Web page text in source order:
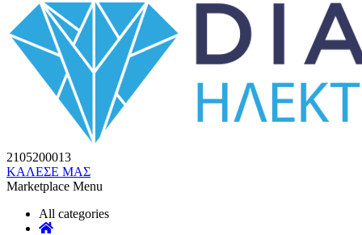
2105200013
ΚΑΛΕΣΕ ΜΑΣ
Marketplace Menu
All categories